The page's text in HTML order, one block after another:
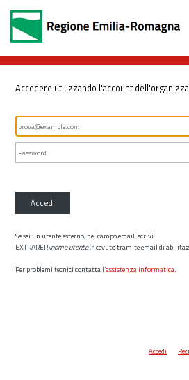
Accedere utilizzando l'account
Accedi
Se sei un utente esterno, nel campo email, scrivi
EXTRARER\nome utente(ricevuto tramite email di
Per problemi tecnici contatta l’assistenza informatica.
Accedi